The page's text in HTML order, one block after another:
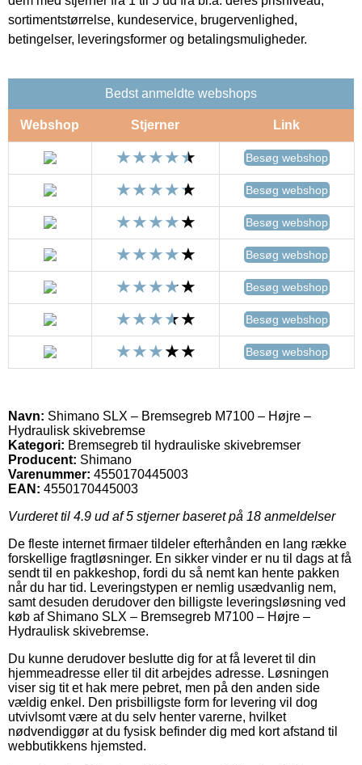
sortimentstørrelse, kundeservice, brugervenlighed,
betingelser, leveringsformer og betalingsmuligheder.
Bedst anmeldte webshops
Webshop Stjerner Link
Besøg webshop
Besøg webshop
Besøg webshop
Besøg webshop
Besøg webshop
Besøg webshop
Besøg webshop
Navn: Shimano SLX – Bremsegreb M7100 – Højre –
Hydraulisk skivebremse
Kategori: Bremsegreb til hydrauliske skivebremser
Producent: Shimano
Varenummer: 4550170445003
EAN: 4550170445003
Vurderet til 4.9 ud af 5 stjerner baseret på 18 anmeldelser
De fleste internet firmaer tildeler efterhånden en lang række
forskellige fragtløsninger. En sikker vinder er nu til dags at få
sendt til en pakkeshop, fordi du så nemt kan hente pakken
når du har tid. Leveringstypen er nemlig usædvanlig nem,
samt desuden derudover den billigste leveringsløsning ved
køb af Shimano SLX – Bremsegreb M7100 – Højre –
Hydraulisk skivebremse.
Du kunne derudover beslutte dig for at få leveret til din
hjemmeadresse eller til dit arbejdes adresse. Løsningen
viser sig tit et hak mere pebret, men på den anden side
vældig enkel. Den prisbilligste form for levering vil dog
utvivlsomt være at du selv henter varerne, hvilket
nødvendiggør at du fysisk befinder dig med kort afstand til
webbutikkens hjemsted.